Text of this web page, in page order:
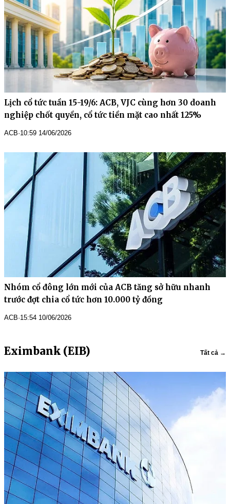
Lịch cổ tức tuần 15-19/6: ACB, VJC cùng hơn 30 doanh
nghiệp chốt quyền, cổ tức tiền mặt cao nhất 125%
ACB·10:59 14/06/2026
Nhóm cổ đông lớn mới của ACB tăng sở hữu nhanh
trước đợt chia cổ tức hơn 10.000 tỷ đồng
ACB·15:54 10/06/2026
Eximbank (EIB) Tất cả →